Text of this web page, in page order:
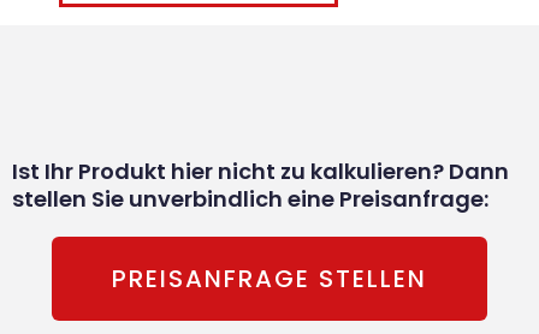
Ist Ihr Produkt hier nicht zu kalkulieren? Dann
stellen Sie unverbindlich eine Preisanfrage:
PREISANFRAGE STELLEN